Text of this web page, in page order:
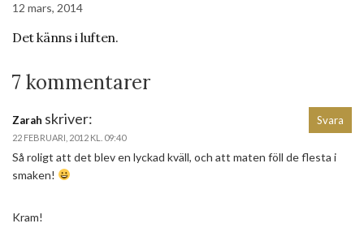
12 mars, 2014
Det känns i luften.
7 kommentarer
Zarah skriver:
22 FEBRUARI, 2012 KL. 09:40
Så roligt att det blev en lyckad kväll, och att maten föll de flesta i
smaken!
Kram!
Svara